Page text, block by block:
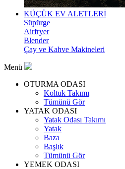
KÜÇÜK EV ALETLERİ
Süpürge
Airfryer
Blender
Çay ve Kahve Makineleri
Menü
OTURMA ODASI
Koltuk Takımı
Tümünü Gör
YATAK ODASI
Yatak Odası Takımı
Yatak
Baza
Başlık
Tümünü Gör
YEMEK ODASI